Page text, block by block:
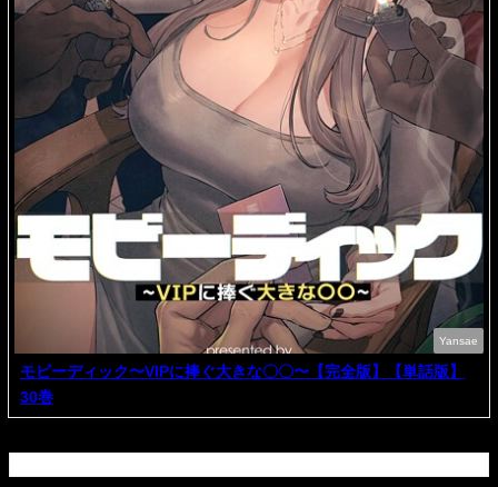
Yansae
モビーディック〜VIPに捧ぐ大きな〇〇〜【完全版】【単話版】
30巻